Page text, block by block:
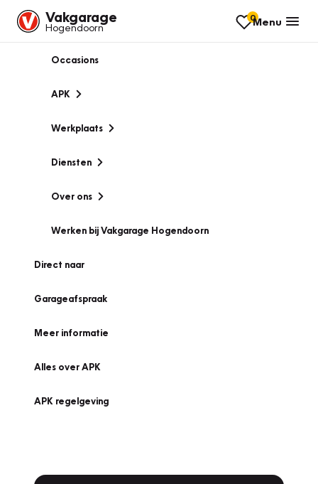
Vakgarage
Hogendoorn
0Menu
Occasions
APK
Werkplaats
Diensten
Over ons
Werken bij Vakgarage Hogendoorn
Direct naar
Garageafspraak
Meer informatie
Alles over APK
APK regelgeving